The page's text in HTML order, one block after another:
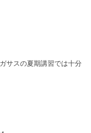
サスの夏期講習では十分